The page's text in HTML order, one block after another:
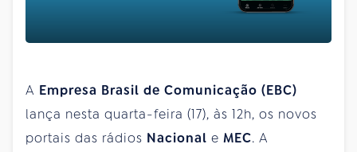
A Empresa Brasil de Comunicação (EBC)
lança nesta quarta-feira (17), às 12h, os novos
portais das rádios Nacional e MEC. A